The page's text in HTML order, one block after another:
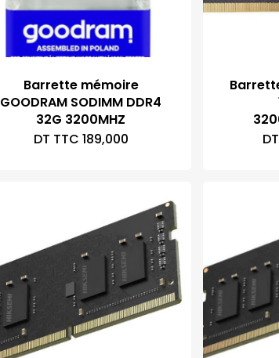
Barrette mémoire
GOODRAM SODIMM DDR4
32G 3200MHZ
DT TTC 189,000